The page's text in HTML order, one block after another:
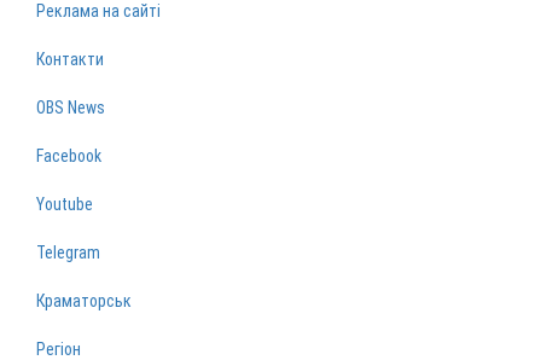
Реклама на сайті
Контакти
OBS News
Facebook
Youtube
Telegram
Краматорськ
Регіон